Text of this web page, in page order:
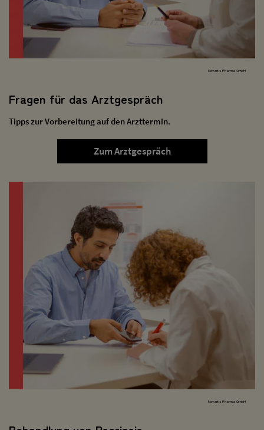
Novartis Pharma GmbH
Fragen für das Arztgespräch
Tipps zur Vorbereitung auf den Arzttermin.
Zum Arztgespräch
Novartis Pharma GmbH